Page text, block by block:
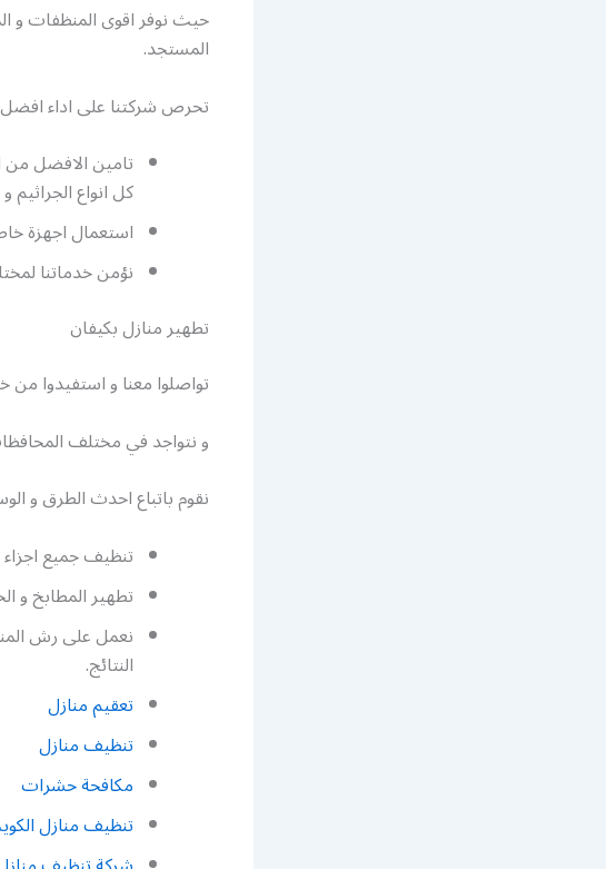
حيث نوفر اقوى المنظفات و
المستجد.
تحرص شركتنا على اداء افضل
تامين الافضل من
كل انواع الجراثيم
استعمال اجهزة
نؤمن خدماتنا
تطهير منازل بكيفان
تواصلوا معنا و استفيدوا
و نتواجد في مختلف
نقوم باتباع احدث الطرق و
تنظيف جميع اجزاء
تطهير المطابخ و
نعمل على رش
النتائج.
تعقيم منازل
تنظيف منازل
مكافحة حشرات
تنظيف منازل